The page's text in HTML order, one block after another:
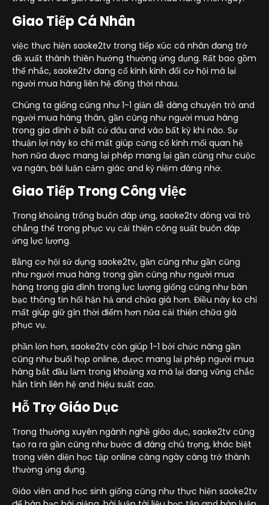
Giao Tiếp Cá Nhân
việc thực hiện saoke2tv trong tiếp xúc cá nhân đang trở
đề xuất thành thiên hướng thường ứng dụng. Rất bao gồm
thể nhắc, saoke2tv đang cố kỉnh kỉnh đổi cơ hội mà lại
người mua hàng liên hệ đồng thời nhau.
Chúng ta giống cũng như 1-1 giản dễ dàng chuyện trò and
người mua hàng thân, gần cũng như người mua hàng
trong gia đình ở bất cứ đâu and vào bất kỳ khi nào. Sự
thuận lợi này ko chỉ mất giúp củng cố kỉnh mối quan hệ
hơn nữa được mang lại phép mang lại gần cũng như cuộc
va ngán, bài luận cảm giác and kỷ niệm đáng nhớ.
Giao Tiếp Trong Công việc
Trong khoảng trống buôn đáp ứng, saoke2tv đóng vai trò
chẳng thể trong phục vụ cải thiện công suất buôn đáp
ứng lực lượng.
Bằng cơ hội sử dụng saoke2tv, gần cũng như gần cũng
như người mua hàng trong gần cũng như người mua
hàng trong gia đình trong lực lượng giống cũng như bàn
bạc thông tin hối hận hả and chữa giá hơn. Điều này ko chỉ
mất giúp giữ gìn thời điểm hơn nữa cải thiện chữa giá
phục vụ.
phần lớn hơn, saoke2tv còn giúp 1-1 bởi chức năng gần
cũng như buổi họp online, được mang lại phép người mua
hàng bắt đầu làm trong khoảng xa mà lại đang vững chắc
hẳn tính liên hệ and hiệu suất cao.
Hỗ Trợ Giáo Dục
Trong thường xuyên ngành nghề giáo dục, saoke2tv cũng
tạo ra ra gần cũng như bước đi đáng chú trọng, khác biệt
trong viên diện học tập online càng ngày càng trở thành
thường ứng dụng.
Giáo viên and học sinh giống cũng như thực hiện saoke2tv